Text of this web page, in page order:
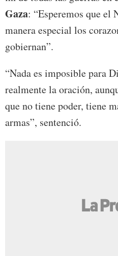
Gaza: “Esperemos que el
manera especial los
gobiernan”.
“Nada es imposible para
realmente la oración,
que no tiene poder, tiene
armas”, sentenció.